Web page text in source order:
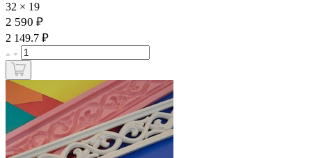
32 × 19
2 590 ₽
2 149.7 ₽